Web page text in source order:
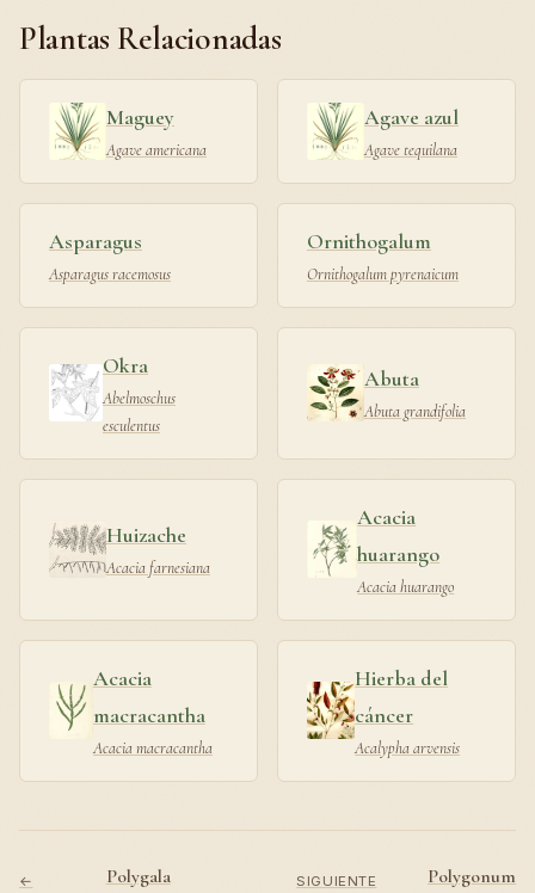
Plantas Relacionadas
Maguey
Agave americana
Agave azul
Agave tequilana
Asparagus
Asparagus racemosus
Ornithogalum
Ornithogalum pyrenaicum
Okra
Abelmoschus
esculentus
Abuta
Abuta grandifolia
Huizache
Acacia farnesiana
Acacia
huarango
Acacia huarango
Acacia
macracantha
Acacia macracantha
Hierba del
cáncer
Acalypha arvensis
←
Polygala
SIGUIENTE
Polygonum